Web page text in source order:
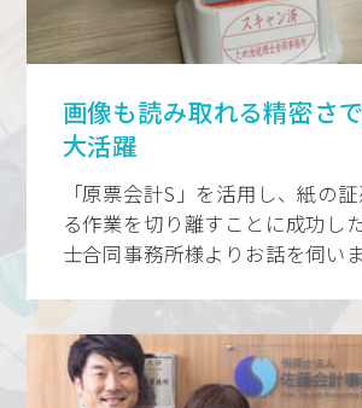
画像も読み取れる精密さ
大活躍
「原票会計S」を活用し、紙の
る作業を切り離すことに成功し
士合同事務所様よりお話を伺い